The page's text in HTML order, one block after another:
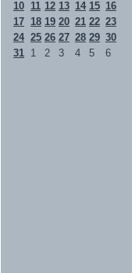
10 11 12 13 14 15 16
17 18 19 20 21 22 23
24 25 26 27 28 29 30
31 1 2 3 4 5 6